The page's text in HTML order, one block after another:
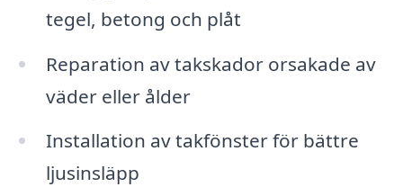
tegel, betong och plåt
Reparation av takskador orsakade av
väder eller ålder
Installation av takfönster för bättre
ljusinsläpp